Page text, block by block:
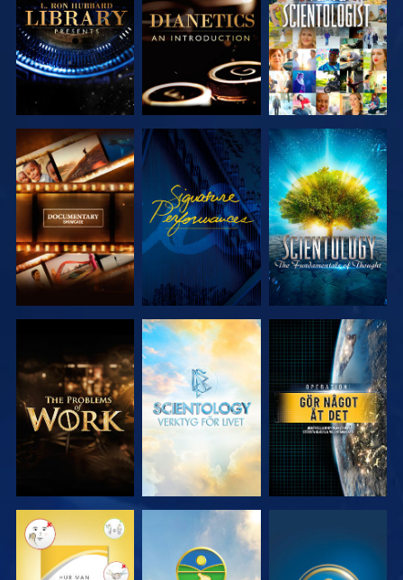
SERIEN
SERIEN
UTFORSKA
SERIEN
TITTA
UTFORSKA
SERIEN
UTFORSKA
SERIEN
UTFORSKA
SERIEN
TITTA
TITTA TITTA TITTA